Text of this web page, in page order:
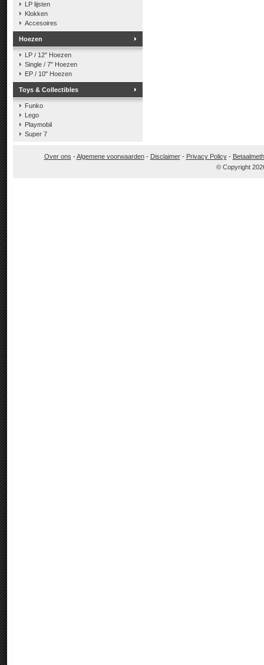
LP lijsten
Klokken
Accesoires
Hoezen
LP / 12" Hoezen
Single / 7" Hoezen
EP / 10" Hoezen
Toys & Collectibles
Funko
Lego
Playmobil
Super 7
Over ons -Algemene voorwaarden- Disclaimer- Privacy Policy-
© Copyright